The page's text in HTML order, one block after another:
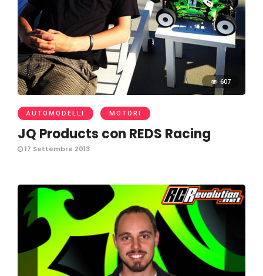
607
AUTOMODELLI MOTORI
JQ Products con REDS Racing
17 Settembre 2013